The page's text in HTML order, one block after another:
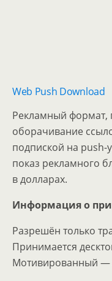
Web Push Download
Рекламный формат,
оборачивание
подпиской на push-
показ рекламного
в долларах.
Информация о
Разрешён только
Принимается
Мотивированный —